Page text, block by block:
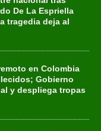
De La Espriella
tragedia deja al
en Colombia
Gobierno
y despliega tropas